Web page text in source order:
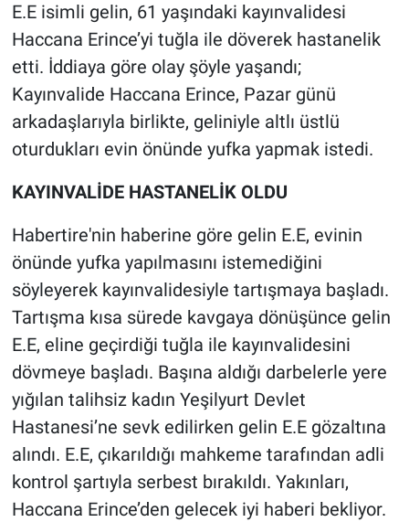
E.E isimli gelin, 61 yaşındaki kayınvalidesi
Haccana Erince’yi tuğla ile döverek hastanelik
etti. İddiaya göre olay şöyle yaşandı;
Kayınvalide Haccana Erince, Pazar günü
arkadaşlarıyla birlikte, geliniyle altlı üstlü
oturdukları evin önünde yufka yapmak istedi.
KAYINVALİDE HASTANELİK OLDU
Habertire'nin haberine göre gelin E.E, evinin
önünde yufka yapılmasını istemediğini
söyleyerek kayınvalidesiyle tartışmaya başladı.
Tartışma kısa sürede kavgaya dönüşünce gelin
E.E, eline geçirdiği tuğla ile kayınvalidesini
dövmeye başladı. Başına aldığı darbelerle yere
yığılan talihsiz kadın Yeşilyurt Devlet
Hastanesi’ne sevk edilirken gelin E.E gözaltına
alındı. E.E, çıkarıldığı mahkeme tarafından adli
kontrol şartıyla serbest bırakıldı. Yakınları,
Haccana Erince’den gelecek iyi haberi bekliyor.
Gündem Özel
Günün görüntüsü
Haber
Koronavirüs
Kültür Sanat
Ne demişti
Nedir
Popüler
Programlar